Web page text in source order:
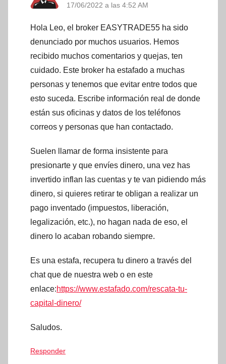
17/06/2022 a las 4:52 AM
Hola Leo, el broker EASYTRADE55 ha sido
denunciado por muchos usuarios. Hemos
recibido muchos comentarios y quejas, ten
cuidado. Este broker ha estafado a muchas
personas y tenemos que evitar entre todos que
esto suceda. Escribe información real de donde
están sus oficinas y datos de los teléfonos
correos y personas que han contactado.
Suelen llamar de forma insistente para
presionarte y que envíes dinero, una vez has
invertido inflan las cuentas y te van pidiendo más
dinero, si quieres retirar te obligan a realizar un
pago inventado (impuestos, liberación,
legalización, etc.), no hagan nada de eso, el
dinero lo acaban robando siempre.
Es una estafa, recupera tu dinero a través del
chat que de nuestra web o en este
enlace:https://www.estafado.com/rescata-tu-
capital-dinero/
Saludos.
Responder